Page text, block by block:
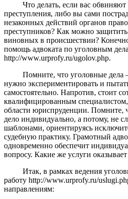
Что делать, если вас
преступления, либо вы сами
незаконных действий органов
преступников? Как можно
виновных в происшествии?
помощь адвоката по уголовным
http://www.urprofy.ru/ugolov.php.
Помните, что уголовные дела
нужно экспериментировать и
самостоятельно. Напротив, стоит
квалифицированным
области юриспруденции. Помните,
дело индивидуально, а потому, не
шаблонами, ориентируясь
судебную практику. Грамотный
одновременно обеспечит
вопросу. Какие же услуги оказывает
Итак, в рамках ведения
работу http://www.urprofy.ru/
направлениям: